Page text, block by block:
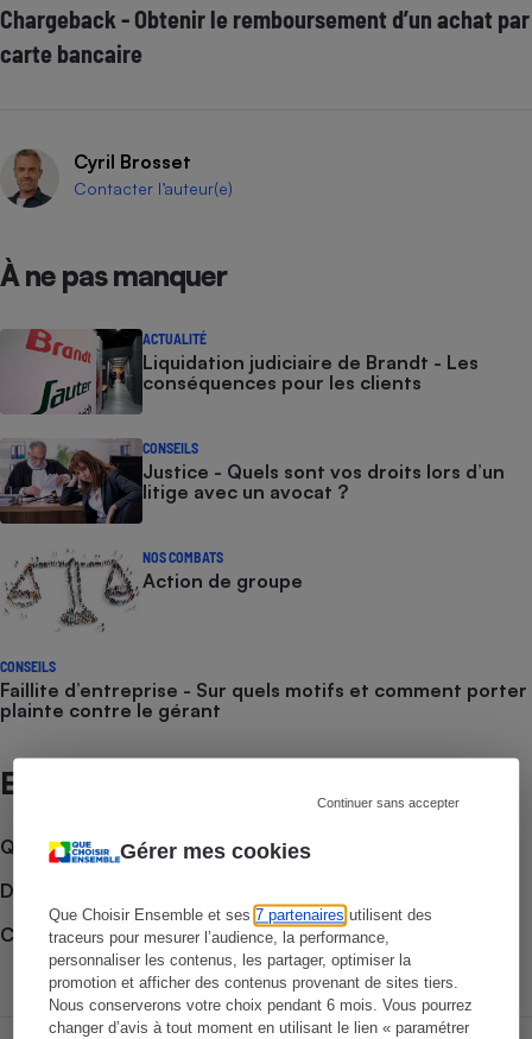
Gérer mes cookies
Que Choisir Ensemble et ses7 partenaires utilisent des
traceurs pour mesurer l’audience, la performance,
personnaliser les contenus, les partager, optimiser la
promotion et afficher des contenus provenant de sites tiers.
Nous conserverons votre choix pendant 6 mois. Vous pourrez
changer d’avis à tout moment en utilisant le lien « paramétrer
Continuer sans accepter
Chargeback - Obtenir le remboursement d’un achat par
carte bancaire
Cyril Brosset
Contacter l’auteur(e)
À ne pas manquer
ACTUALITÉ
Liquidation judiciaire de Brandt - Les
conséquences pour les clients
CONSEILS
Justice - Quels sont vos droits lors d’un
litige avec un avocat ?
NOS COMBATS
Action de groupe
CONSEILS
Faillite d’entreprise - Sur quels motifs et comment porter
plainte contre le gérant
Et aussi
Que faire en cas de litige ?
Découvrir le forum
Consulter nos Actualités